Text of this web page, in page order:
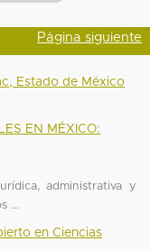
Página siguiente
Estado de México
EN MÉXICO:
administrativa y
...
en Ciencias